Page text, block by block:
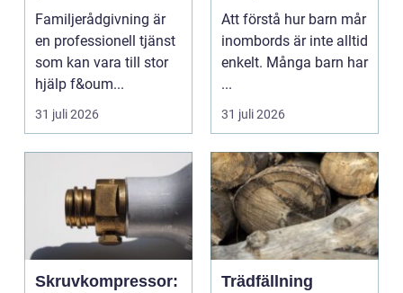
för hela familjen
Familjerådgivning är
en professionell tjänst
som kan vara till stor
hjälp f&oum...
31 juli 2026
Att förstå hur barn mår
inombords är inte alltid
enkelt. Många barn har
...
31 juli 2026
Skruvkompressor:
Trädfällning